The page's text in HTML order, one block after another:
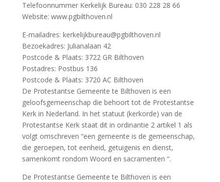
Telefoonnummer Kerkelijk Bureau: 030 228 28 66
Website: www.pgbilthoven.nl
E-mailadres: kerkelijkbureau@pgbilthoven.nl
Bezoekadres: Julianalaan 42
Postcode & Plaats: 3722 GR Bilthoven
Postadres: Postbus 136
Postcode & Plaats: 3720 AC Bilthoven
De Protestantse Gemeente te Bilthoven is een
geloofsgemeenschap die behoort tot de Protestantse
Kerk in Nederland. In het statuut (kerkorde) van de
Protestantse Kerk staat dit in ordinantie 2 artikel 1 als
volgt omschreven “een gemeente is de gemeenschap,
die geroepen, tot eenheid, getuigenis en dienst,
samenkomt rondom Woord en sacramenten “.
De Protestantse Gemeente te Bilthoven is een